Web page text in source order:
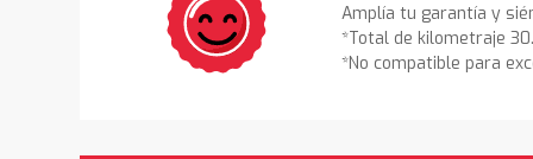
Amplía tu garantía y
*Total de kilometraje
*No compatible para